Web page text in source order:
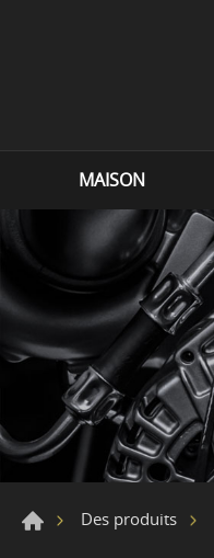
MAISON
Des produits